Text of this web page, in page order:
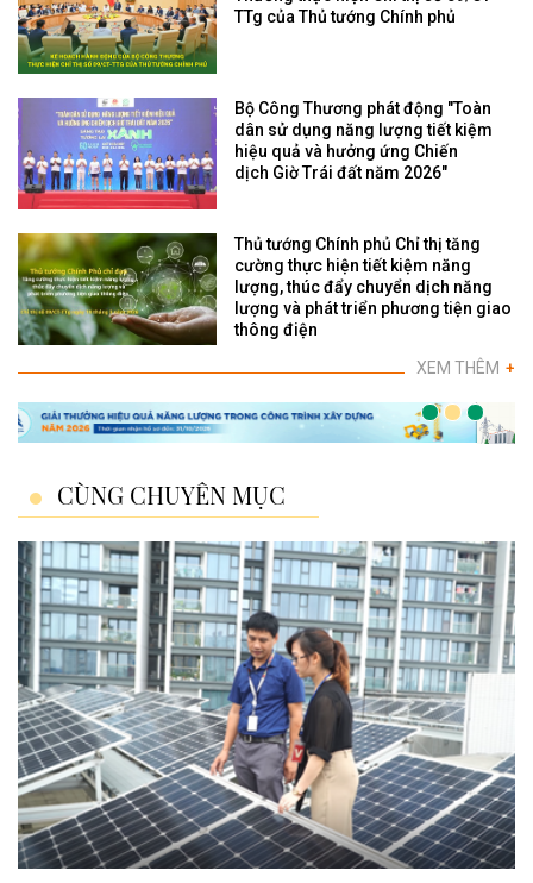
TTg của Thủ tướng Chính phủ
Bộ Công Thương phát động "Toàn
dân sử dụng năng lượng tiết kiệm
hiệu quả và hưởng ứng Chiến
dịch Giờ Trái đất năm 2026"
Thủ tướng Chính phủ Chỉ thị tăng
cường thực hiện tiết kiệm năng
lượng, thúc đẩy chuyển dịch năng
lượng và phát triển phương tiện giao
thông điện
XEM THÊM +
CÙNG CHUYÊN MỤC